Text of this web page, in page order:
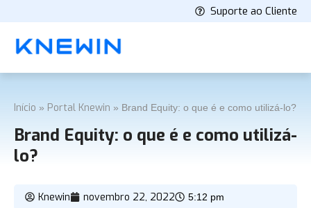
Suporte ao Cliente
Início » Portal Knewin » Brand Equity: o que é e como utilizá-lo?
Brand Equity: o que é e como utilizá-
lo?
Knewin novembro 22, 2022 5:12 pm